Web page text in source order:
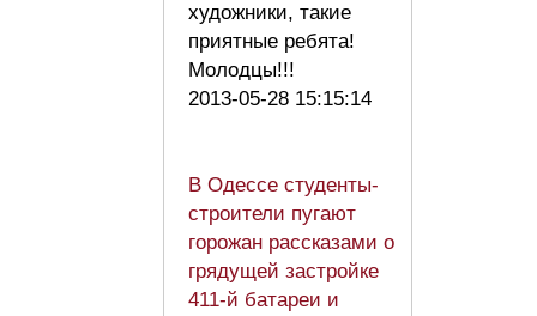
художники, такие
приятные ребята!
Молодцы!!!
2013-05-28 15:15:14
В Одессе студенты-
строители пугают
горожан рассказами о
грядущей застройке
411-й батареи и